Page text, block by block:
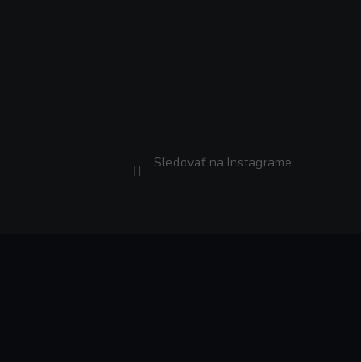
Sledovať na Instagrame